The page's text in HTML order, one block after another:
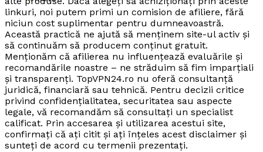
linkuri, noi putem primi un comision de afiliere, fără
niciun cost suplimentar pentru dumneavoastră.
Această practică ne ajută să menținem site-ul activ și
să continuăm să producem conținut gratuit.
Menționăm că afilierea nu influențează evaluările și
recomandările noastre – ne străduim să fim imparțiali
și transparenți. TopVPN24.ro nu oferă consultanță
juridică, financiară sau tehnică. Pentru decizii critice
privind confidențialitatea, securitatea sau aspecte
legale, vă recomandăm să consultați un specialist
calificat. Prin accesarea și utilizarea acestui site,
confirmați că ați citit și ați înțeles acest disclaimer și
sunteți de acord cu termenii prezentați.